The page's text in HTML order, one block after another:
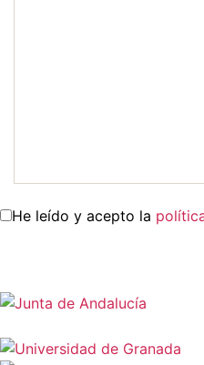
He leído y acepto la